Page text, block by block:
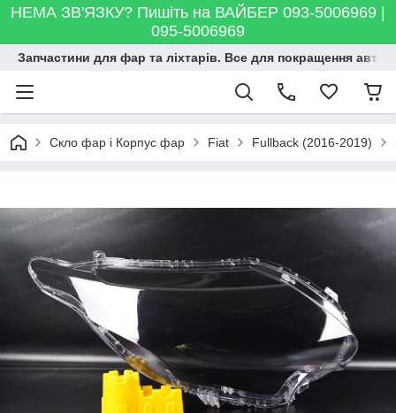
НЕМА ЗВ'ЯЗКУ? Пишіть на ВАЙБЕР 093-5006969 |
095-5006969
Запчастини для фар та ліхтарів. Все для покращення
Скло фар і Корпус фар Fiat Fullback (2016-2019)